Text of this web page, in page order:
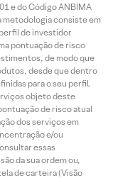
e do Código ANBIMA
metodologia consiste em
de investidor
pontuação de risco
de modo que
desde que dentro
para o seu perfil.
objeto deste
de risco atual
dos serviços em
e/ou
essas
da sua ordem ou,
de carteira (Visão